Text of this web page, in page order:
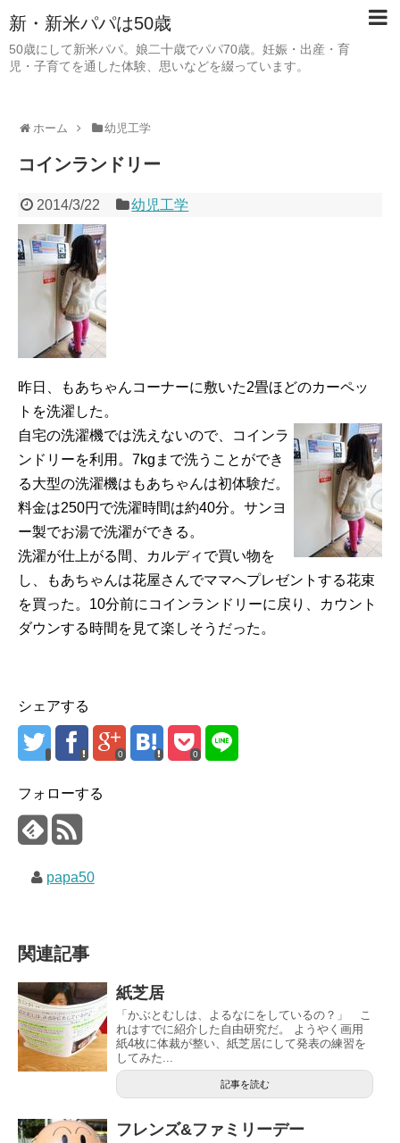
新・新米パパは50歳
50歳にして新米パパ。娘二十歳でパパ70歳。妊娠・出産・育
児・子育てを通した体験、思いなどを綴っています。
ホーム 幼児工学
コインランドリー
2014/3/22 幼児工学
昨日、もあちゃんコーナーに敷いた2畳ほどのカーペッ
トを洗濯した。
自宅の洗濯機では洗えないので、コインラ
ンドリーを利用。7kgまで洗うことができ
る大型の洗濯機はもあちゃんは初体験だ。
料金は250円で洗濯時間は約40分。サンヨ
ー製でお湯で洗濯ができる。
洗濯が仕上がる間、カルディで買い物を
し、もあちゃんは花屋さんでママへプレゼントする花束
を買った。10分前にコインランドリーに戻り、カウント
ダウンする時間を見て楽しそうだった。
シェアする
0 0
フォローする
papa50
関連記事
紙芝居
「かぶとむしは、よるなにをしているの？」 こ
れはすでに紹介した自由研究だ。 ようやく画用
紙4枚に体裁が整い、紙芝居にして発表の練習を
してみた...
記事を読む
フレンズ&ファミリーデー